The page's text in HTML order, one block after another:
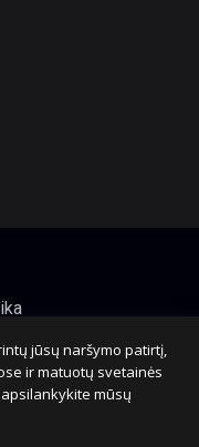
jūsų naršymo patirtį,
ir matuotų svetainės
mūsų